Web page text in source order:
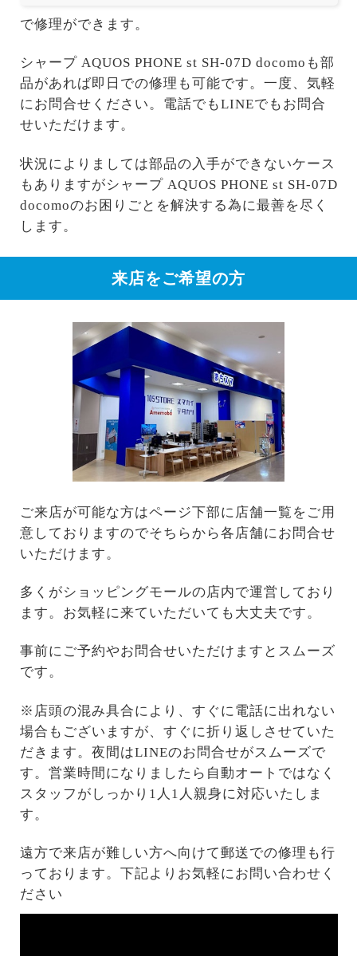
で修理ができます。
シャープ AQUOS PHONE st SH-07D docomoも部
品があれば即日での修理も可能です。一度、気軽
にお問合せください。電話でもLINEでもお問合
せいただけます。
状況によりましては部品の入手ができないケース
もありますがシャープ AQUOS PHONE st SH-07D
docomoのお困りごとを解決する為に最善を尽く
します。
来店をご希望の方
ご来店が可能な方はページ下部に店舗一覧をご用
意しておりますのでそちらから各店舗にお問合せ
いただけます。
多くがショッピングモールの店内で運営しており
ます。お気軽に来ていただいても大丈夫です。
事前にご予約やお問合せいただけますとスムーズ
です。
※店頭の混み具合により、すぐに電話に出れない
場合もございますが、すぐに折り返しさせていた
だきます。夜間はLINEのお問合せがスムーズで
す。営業時間になりましたら自動オートではなく
スタッフがしっかり1人1人親身に対応いたしま
す。
遠方で来店が難しい方へ向けて郵送での修理も行
っております。下記よりお気軽にお問い合わせく
ださい